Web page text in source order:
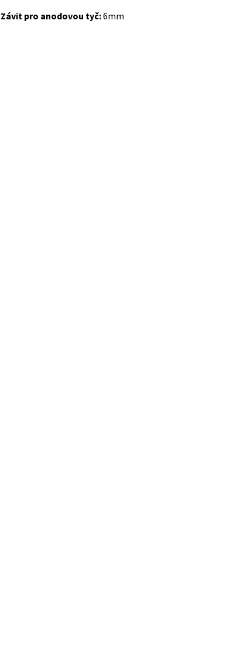
Závit pro anodovou tyč:6mm